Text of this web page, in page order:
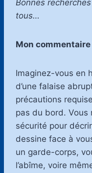
Bonnes
tous…
Mon commentaire
Imaginez-vous en
d’une falaise
précautions
pas du bord. Vous
sécurité pour
dessine face à
un garde-corps,
l’abîme, voire